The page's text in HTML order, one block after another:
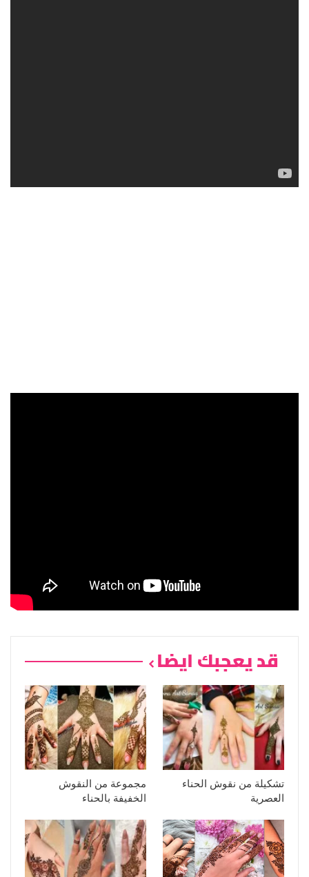
قد يعجبك ايضا
تشكيلة من نقوش الحناء
العصرية
مجموعة من النقوش
الخفيفة بالحناء